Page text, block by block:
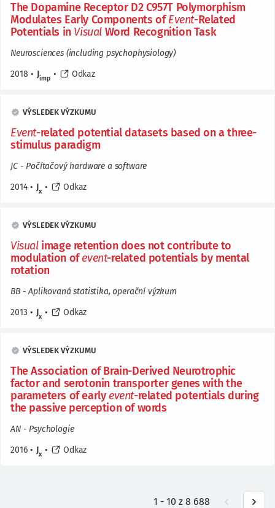
The Dopamine Receptor D2 C957T Polymorphism
Modulates Early Components ofEvent-Related
Potentials in Visual Word Recognition Task
Neurosciences (including psychophysiology)
2018 • Jimp • Odkaz
VÝSLEDEK VÝZKUMU
Event-related potential datasets based on a three-
stimulus paradigm
JC - Počítačový hardware a software
2014 • Jx • Odkaz
VÝSLEDEK VÝZKUMU
Visualimage retention does not contribute to
modulation ofevent-related potentials by mental
rotation
BB - Aplikovaná statistika, operační výzkum
2013 • Jx • Odkaz
VÝSLEDEK VÝZKUMU
The Association of Brain-Derived Neurotrophic
factor and serotonin transporter genes with the
parameters of early event-related potentials during
the passive perception of words
AN - Psychologie
2016 • Jx • Odkaz
1 - 10 z 8 688